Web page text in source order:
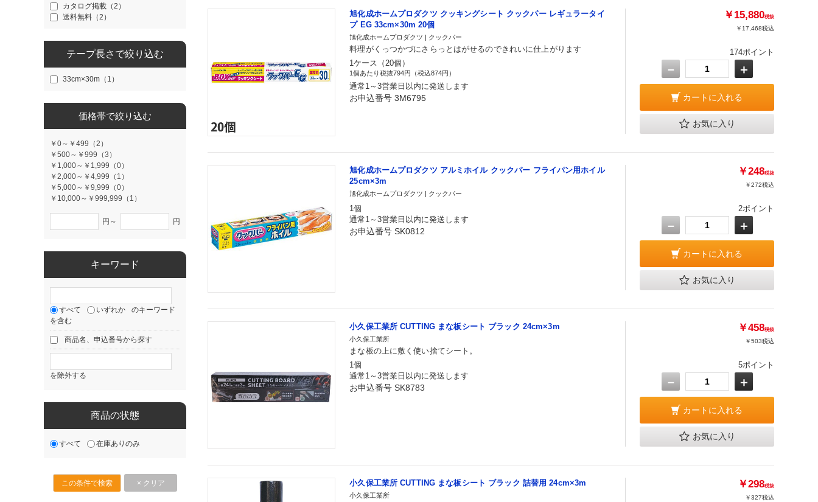
カタログ掲載（2）
送料無料（2）
テープ長さで絞り込む
33cm×30m（1）
価格帯で絞り込む
￥0～￥499（2）
￥500～￥999（3）
￥1,000～￥1,999（0）
￥2,000～￥4,999（1）
￥5,000～￥9,999（0）
￥10,000～￥999,999（1）
円～ 円
キーワード
すべて いずれか
のキーワード
を含む
商品名、申込番号から探す
を除外する
商品の状態
すべて 在庫ありのみ
旭化成ホームプロダクツ クッキングシート クックパー レギュラータイ
プ EG 33cm×30m 20個
旭化成ホームプロダクツ | クックパー
料理がくっつかづにさらっとはがせるのできれいに仕上がります
1ケース（20個）
1個あたり税抜794円（税込874円）
通常1～3営業日以内に発送します
お申込番号 3M6795
￥15,880税抜
￥17,468税込
174ポイント
－ ＋
カートに入れる
お気に入り
旭化成ホームプロダクツ アルミホイル クックパー フライパン用ホイル
25cm×3m
旭化成ホームプロダクツ | クックパー
1個
通常1～3営業日以内に発送します
お申込番号 SK0812
￥248税抜
￥272税込
2ポイント
－ ＋
カートに入れる
お気に入り
小久保工業所 CUTTING まな板シート ブラック 24cm×3m
小久保工業所
まな板の上に敷く使い捨てシート。
1個
通常1～3営業日以内に発送します
お申込番号 SK8783
￥458税抜
￥503税込
5ポイント
－ ＋
カートに入れる
お気に入り
小久保工業所 CUTTING まな板シート ブラック 詰替用 24cm×3m
小久保工業所
￥298税抜
￥327税込